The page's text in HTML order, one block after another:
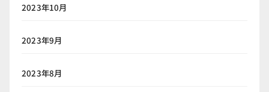
2023年10月
2023年9月
2023年8月